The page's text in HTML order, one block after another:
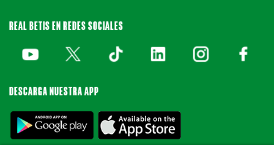
REAL BETIS EN REDES SOCIALES
DESCARGA NUESTRA APP